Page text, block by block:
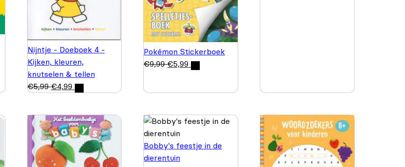
Nijntje - Doeboek 4 -
Kijken, kleuren,
knutselen & tellen
€5,99 €4,99
Pokémon Stickerboek
€9,99 €5,99
Bobby's feestje in de
dierentuin